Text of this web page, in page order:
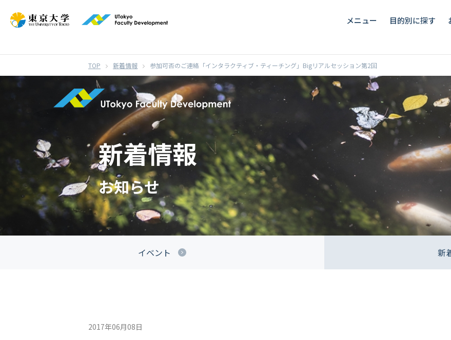
メニュー 目的別に探す
新着情報 参加可否のご連絡「インタラクティブ・ティーチング」Bigリアルセッション第2回
新着情報
お知らせ
イベント 新
2017年06月08日